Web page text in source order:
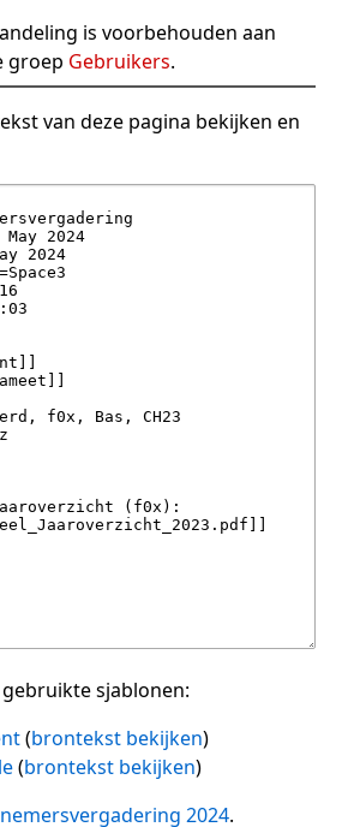
is voorbehouden aan
groep Gebruikers.
van deze pagina bekijken en
sjablonen:
(brontekst bekijken)
(brontekst bekijken)
2024.